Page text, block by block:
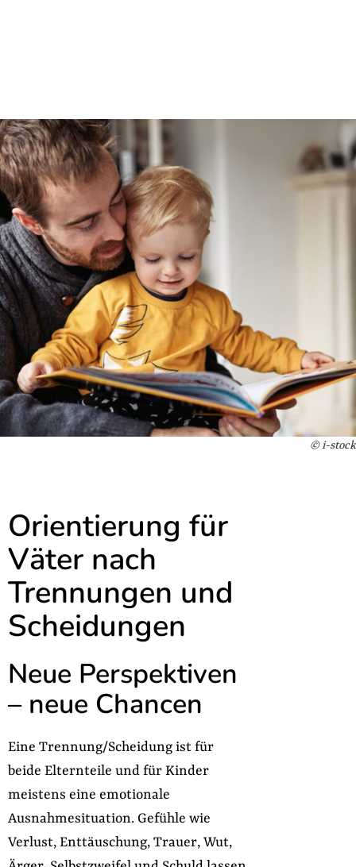
© i-stock
Orientierung für
Väter nach
Trennungen und
Scheidungen
Neue Perspektiven
– neue Chancen
Eine Trennung/Scheidung ist für
beide Elternteile und für Kinder
meistens eine emotionale
Ausnahmesituation. Gefühle wie
Verlust, Enttäuschung, Trauer, Wut,